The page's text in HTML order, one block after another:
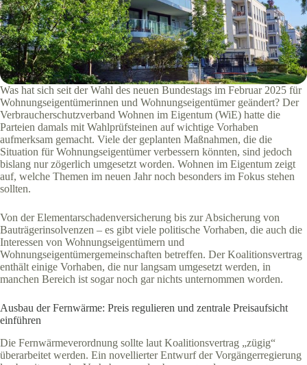
Was hat sich seit der Wahl des neuen Bundestags im Februar 2025 für
Wohnungseigentümerinnen und Wohnungseigentümer geändert? Der
Verbraucherschutzverband Wohnen im Eigentum (WiE) hatte die
Parteien damals mit Wahlprüfsteinen auf wichtige Vorhaben
aufmerksam gemacht. Viele der geplanten Maßnahmen, die die
Situation für Wohnungseigentümer verbessern könnten, sind jedoch
bislang nur zögerlich umgesetzt worden. Wohnen im Eigentum zeigt
auf, welche Themen im neuen Jahr noch besonders im Fokus stehen
sollten.
Von der Elementarschadenversicherung bis zur Absicherung von
Bauträgerinsolvenzen – es gibt viele politische Vorhaben, die auch die
Interessen von Wohnungseigentümern und
Wohnungseigentümergemeinschaften betreffen. Der Koalitionsvertrag
enthält einige Vorhaben, die nur langsam umgesetzt werden, in
manchen Bereich ist sogar noch gar nichts unternommen worden.
Ausbau der Fernwärme: Preis regulieren und zentrale Preisaufsicht
einführen
Die Fernwärmeverordnung sollte laut Koalitionsvertrag „zügig“
überarbeitet werden. Ein novellierter Entwurf der Vorgängerregierung